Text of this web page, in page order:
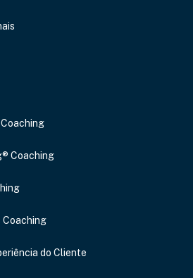
Coaching
Coaching
do Cliente